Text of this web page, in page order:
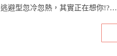
逃避型忽冷忽熱，其實正在想你!?…